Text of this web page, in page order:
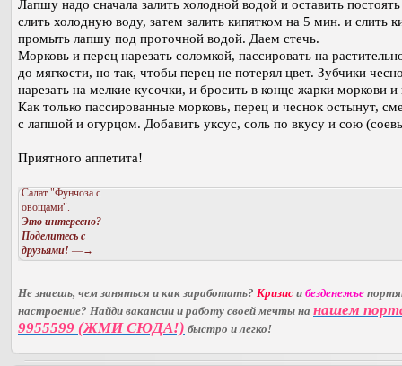
Лапшу надо сначала залить холодной водой и оставить
слить холодную воду, затем залить кипятком на 5 мин. и слить
промыть лапшу под проточной водой. Даем стечь.
Морковь и перец нарезать соломкой, пассировать на
до мягкости, но так, чтобы перец не потерял цвет. Зубчики
нарезать на мелкие кусочки, и бросить в конце жарки моркови и
Как только пассированные морковь, перец и чеснок остынут,
с лапшой и огурцом. Добавить уксус, соль по вкусу и сою
Приятного аппетита!
Салат "Фунчоза с
овощами".
Это интересно?
Поделитесь с
друзьями! —→
Не знаешь, чем заняться и как заработать? Кризис и безденежье
настроение? Найди вакансии и работу своей мечты на нашем
9955599 (ЖМИ СЮДА!) быстро и легко!